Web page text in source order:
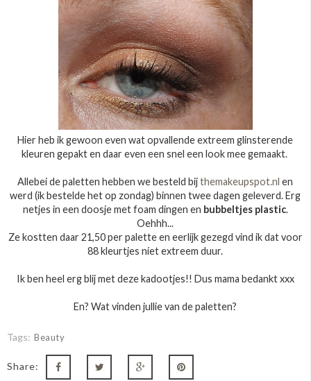
Hier heb ik gewoon even wat opvallende extreem glinsterende
kleuren gepakt en daar even een snel een look mee gemaakt.
Allebei de paletten hebben we besteld bijthemakeupspot.nl en
werd (ik bestelde het op zondag) binnen twee dagen geleverd. Erg
netjes in een doosje met foam dingen en bubbeltjes plastic.
Oehhh...
Ze kostten daar 21,50 per palette en eerlijk gezegd vind ik dat voor
88 kleurtjes niet extreem duur.
Ik ben heel erg blij met deze kadootjes!! Dus mama bedankt xxx
En? Wat vinden jullie van de paletten?
Tags: Beauty
Share: